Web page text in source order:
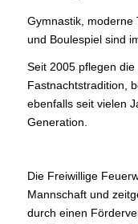
Gymnastik, moderne
und Boulespiel sind
Seit 2005 pflegen die
Fastnachtstradition,
ebenfalls seit vielen
Generation.
Die Freiwillige
Mannschaft und
durch einen